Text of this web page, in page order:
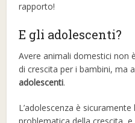
rapporto!
E gli adolescenti?
Avere animali domestici non
di crescita per i bambini, ma
adolescenti.
L’adolescenza è